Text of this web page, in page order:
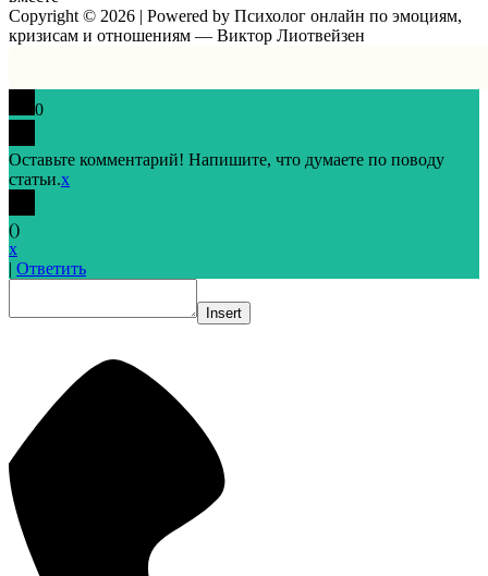
Copyright © 2026 | Powered by Психолог онлайн по эмоциям,
кризисам и отношениям — Виктор Лиотвейзен
0
Оставьте комментарий! Напишите, что думаете по поводу
статьи.x
()
x
| Ответить
Insert